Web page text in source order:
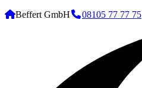
Beffert GmbH 08105 77 77 75